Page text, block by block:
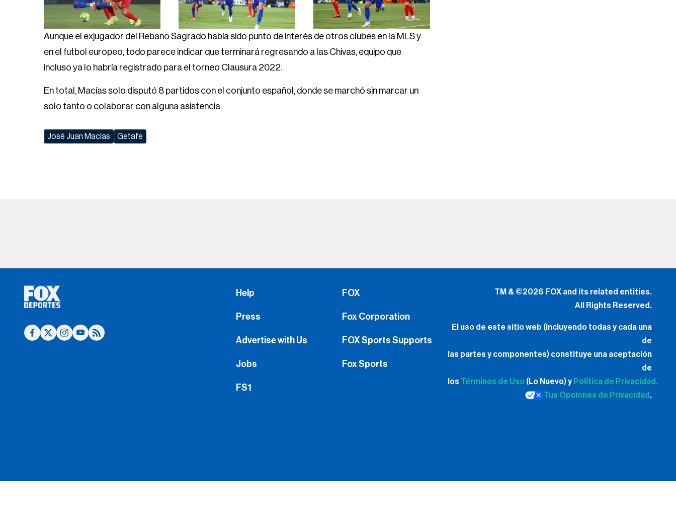
Aunque el exjugador del Rebaño Sagrado había sido punto de interés de otros clubes en la MLS y
en el futbol europeo, todo parece indicar que terminará regresando a las Chivas, equipo que
incluso ya lo habría registrado para el torneo Clausura 2022.
En total, Macías solo disputó 8 partidos con el conjunto español, donde se marchó sin marcar un
solo tanto o colaborar con alguna asistencia.
José Juan Macías Getafe
Help
Press
Advertise with Us
Jobs
FS1
FOX
Fox Corporation
FOX Sports Supports
Fox Sports
TM & ©2026 FOX and its related entities.
All Rights Reserved.
El uso de este sitio web (incluyendo todas y cada una
de
las partes y componentes) constituye una aceptación
de
los Términos de Uso (Lo Nuevo) y Política de Privacidad.
Tus Opciones de Privacidad .